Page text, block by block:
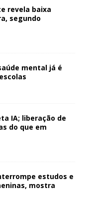
revela baixa
segundo
mental já é
IA; liberação de
do que em
estudos e
mostra